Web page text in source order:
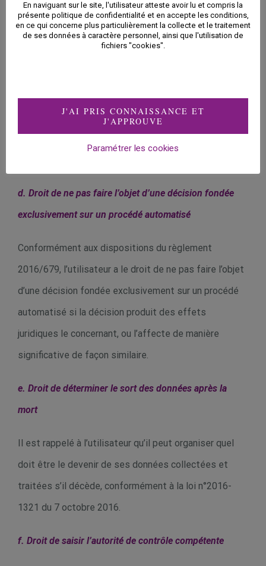
l’utilisateur.
Afin de demander la limitation du traitement de ses
d. Droit de ne pas faire l’objet d’une décision fondée
exclusivement sur un procédé automatisé
Conformément aux dispositions du règlement
2016/679, l’utilisateur a le droit de ne pas faire l’objet
d’une décision fondée exclusivement sur un procédé
automatisé si la décision produit des effets
juridiques le concernant, ou l’affecte de manière
significative de façon similaire.
e. Droit de déterminer le sort des données après la
mort
Il est rappelé à l’utilisateur qu’il peut organiser quel
doit être le devenir de ses données collectées et
traitées s’il décède, conformément à la loi n°2016-
1321 du 7 octobre 2016.
f. Droit de saisir l’autorité de contrôle compétente
En naviguant sur le site, l'utilisateur atteste avoir lu et compris la
présente politique de confidentialité et en accepte les conditions,
en ce qui concerne plus particulièrement la collecte et le traitement
de ses données à caractère personnel, ainsi que l'utilisation de
fichiers "cookies".
J'AI PRIS CONNAISSANCE ET
J'APPROUVE
Paramétrer les cookies